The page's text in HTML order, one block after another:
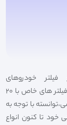
خودروهای
سواری،سنگین،راهسازی و دستگاه های صنعتی و فیلتر های خاص با 20
با توجه به
خود تا کنون انواع